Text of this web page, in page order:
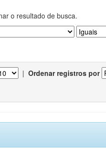
o resultado de busca.
| Ordenar registros por